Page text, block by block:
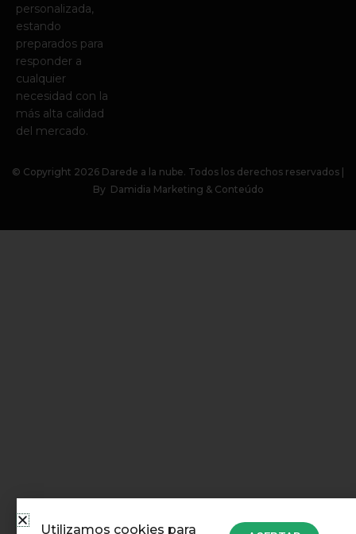
personalizada,
estando
preparados para
responder a
cualquier
necesidad con la
más alta calidad
del mercado.
© Copyright 2026 Darede a la nube. Todos los derechos reservados |
By Damidia Marketing & Conteúdo
Utilizamos cookies para